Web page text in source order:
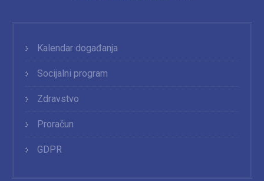
Kalendar događanja
Socijalni program
Zdravstvo
Proračun
GDPR